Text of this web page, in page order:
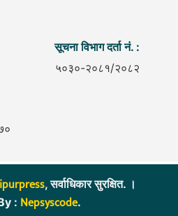
सूचना विभाग दर्ता नं. :
५०३०-२०८१/२०८२
, सर्वाधिकार सुरक्षित. ।
: Nepsyscode.